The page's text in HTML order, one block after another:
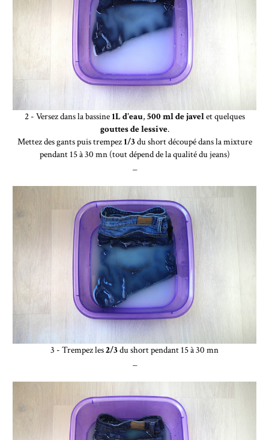
2 - Versez dans la bassine1L d'eau, 500 ml de javelet quelques
gouttes de lessive.
Mettez des gants puis trempez1/3du short découpé dans la mixture
pendant 15 à 30 mn (tout dépend de la qualité du jeans)
3 - Trempez les2/3du short pendant 15 à 30 mn